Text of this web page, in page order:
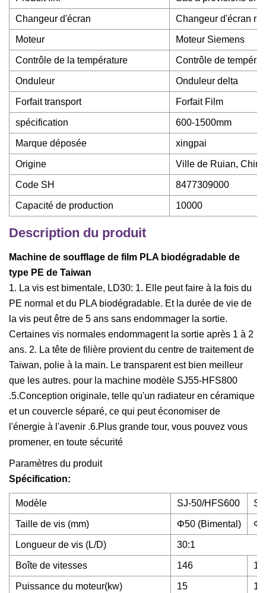
Changeur d'écran Changeur d'écran
Moteur Moteur Siemens
Contrôle de la température Contrôle de
Onduleur Onduleur delta
Forfait transport Forfait Film
spécification 600-1500mm
Marque déposée xingpai
Origine Ville de Ruian, Chine
Code SH 8477309000
Capacité de production 10000
Description du produit
Machine de soufflage de film PLA biodégradable de
type PE de Taiwan
1. La vis est bimentale, LD30: 1. Elle peut faire à la fois du
PE normal et du PLA biodégradable. Et la durée de vie de
la vis peut être de 5 ans sans endommager la sortie.
Certaines vis normales endommagent la sortie après 1 à 2
ans. 2. La tête de filière provient du centre de traitement de
Taiwan, polie à la main. Le transparent est bien meilleur
que les autres. pour la machine modèle SJ55-HFS800
.5.Conception originale, telle qu'un radiateur en céramique
et un couvercle séparé, ce qui peut économiser de
l'énergie à l'avenir .6.Plus grande tour, vous pouvez vous
promener, en toute sécurité
Paramètres du produit
Spécification:
Modèle SJ-50/HFS600
Taille de vis (mm) Φ50 (Bimental)
Longueur de vis (L/D) 30:1
Boîte de vitesses 146
Puissance du moteur(kw) 15